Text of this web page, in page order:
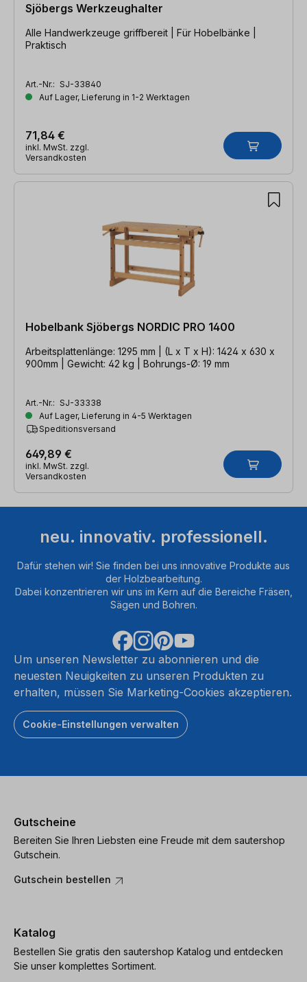
Sjöbergs Werkzeughalter
Alle Handwerkzeuge griffbereit | Für Hobelbänke |
Praktisch
Art.-Nr.: SJ-33840
Auf Lager, Lieferung in 1-2 Werktagen
71,84 €
inkl. MwSt. zzgl.
Versandkosten
Hobelbank Sjöbergs NORDIC PRO 1400
Arbeitsplattenlänge: 1295 mm | (L x T x H): 1424 x 630 x
900mm | Gewicht: 42 kg | Bohrungs-Ø: 19 mm
Art.-Nr.: SJ-33338
Auf Lager, Lieferung in 4-5 Werktagen
Speditionsversand
649,89 €
inkl. MwSt. zzgl.
Versandkosten
neu. innovativ. professionell.
Dafür stehen wir! Sie finden bei uns innovative Produkte aus
der Holzbearbeitung.
Dabei konzentrieren wir uns im Kern auf die Bereiche Fräsen,
Sägen und Bohren.
Um unseren Newsletter zu abonnieren und die
neuesten Neuigkeiten zu unseren Produkten zu
erhalten, müssen Sie Marketing-Cookies akzeptieren.
Cookie-Einstellungen verwalten
Gutscheine
Bereiten Sie Ihren Liebsten eine Freude mit dem sautershop
Gutschein.
Gutschein bestellen
Katalog
Bestellen Sie gratis den sautershop Katalog und entdecken
Sie unser komplettes Sortiment.